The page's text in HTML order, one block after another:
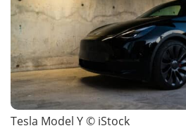
Tesla Model Y © iStock